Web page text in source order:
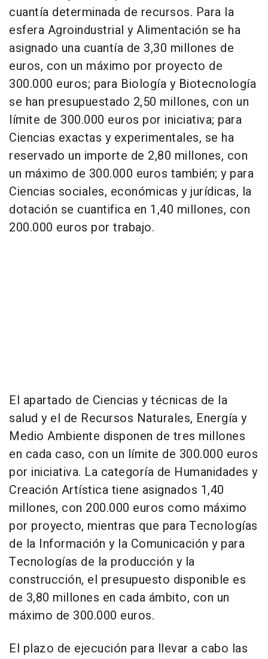
cuantía determinada de recursos. Para la
esfera Agroindustrial y Alimentación se ha
asignado una cuantía de 3,30 millones de
euros, con un máximo por proyecto de
300.000 euros; para Biología y Biotecnología
se han presupuestado 2,50 millones, con un
límite de 300.000 euros por iniciativa; para
Ciencias exactas y experimentales, se ha
reservado un importe de 2,80 millones, con
un máximo de 300.000 euros también; y para
Ciencias sociales, económicas y jurídicas, la
dotación se cuantifica en 1,40 millones, con
200.000 euros por trabajo.
El apartado de Ciencias y técnicas de la
salud y el de Recursos Naturales, Energía y
Medio Ambiente disponen de tres millones
en cada caso, con un límite de 300.000 euros
por iniciativa. La categoría de Humanidades y
Creación Artística tiene asignados 1,40
millones, con 200.000 euros como máximo
por proyecto, mientras que para Tecnologías
de la Información y la Comunicación y para
Tecnologías de la producción y la
construcción, el presupuesto disponible es
de 3,80 millones en cada ámbito, con un
máximo de 300.000 euros.
El plazo de ejecución para llevar a cabo las